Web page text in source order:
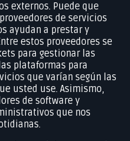
externos. Puede que
de servicios
ayudan a prestar y
estos proveedores se
para gestionar las
plataformas para
que varían según las
usted use. Asimismo,
de software y
que nos